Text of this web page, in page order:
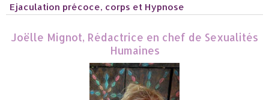
Ejaculation précoce, corps et Hypnose
Joëlle Mignot, Rédactrice en chef de Sexualités
Humaines